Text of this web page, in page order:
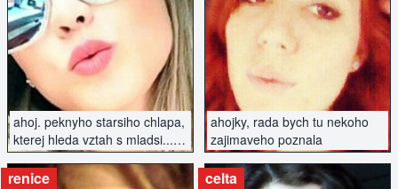
ahoj. peknyho starsiho chlapa,
kterej hleda vztah s mladsi...
najdu tu?
ZOBRAZIT INZERÁT
ahojky, rada bych tu nekoho
zajimaveho poznala
ZOBRAZIT INZERÁT
renice celta